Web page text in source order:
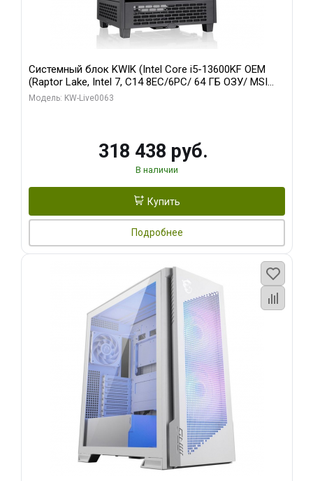
Системный блок KWIK (Intel Core i5-13600KF OEM
(Raptor Lake, Intel 7, C14 8EC/6PC/ 64 ГБ ОЗУ/ MSI
RTX5080 VENTUS 3X OC 16GB GDDR7 256bit 3xDP
Модель: KW-Live0063
318 438 руб.
В наличии
Купить
Подробнее